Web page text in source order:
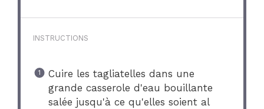
INSTRUCTIONS
Cuire les tagliatelles dans une
grande casserole d'eau bouillante
salée jusqu'à ce qu'elles soient al